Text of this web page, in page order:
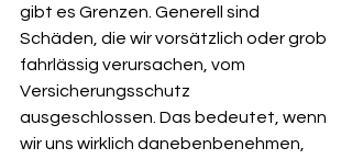
gibt es Grenzen. Generell sind
Schäden, die wir vorsätzlich oder grob
fahrlässig verursachen, vom
Versicherungsschutz
ausgeschlossen. Das bedeutet, wenn
wir uns wirklich danebenbenehmen,